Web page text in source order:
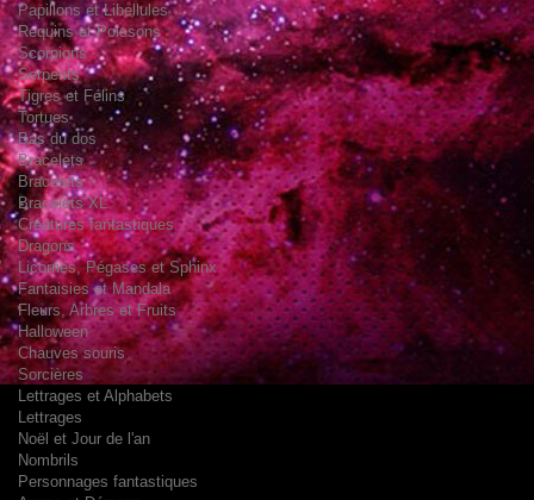
Papillons et Libellules
Requins et Poissons
Scorpions
Serpents
Tigres et Félins
Tortues
Bas du dos
Bracelets
Bracelets
Bracelets XL
Créatures fantastiques
Dragons
Licornes, Pégases et Sphinx
Fantaisies et Mandala
Fleurs, Arbres et Fruits
Halloween
Chauves souris
Sorcières
Lettrages et Alphabets
Lettrages
Noël et Jour de l'an
Nombrils
Personnages fantastiques